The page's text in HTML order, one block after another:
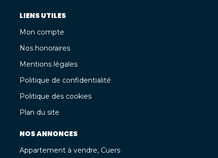
LIENS UTILES
Mon compte
Nos honoraires
Mentions légales
Politique de confidentialité
Politique des cookies
Plan du site
NOS ANNONCES
Appartement à vendre, Cuers